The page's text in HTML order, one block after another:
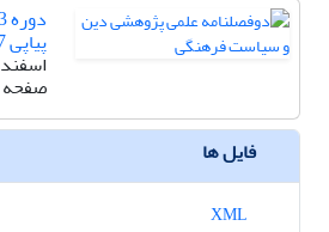
پیاپی 7
اسفند 1395
صفحه
فایل ها